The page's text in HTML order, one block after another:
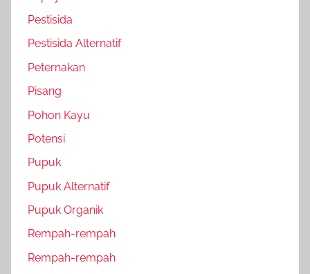
Pestisida
Pestisida Alternatif
Peternakan
Pisang
Pohon Kayu
Potensi
Pupuk
Pupuk Alternatif
Pupuk Organik
Rempah-rempah
Rempah-rempah